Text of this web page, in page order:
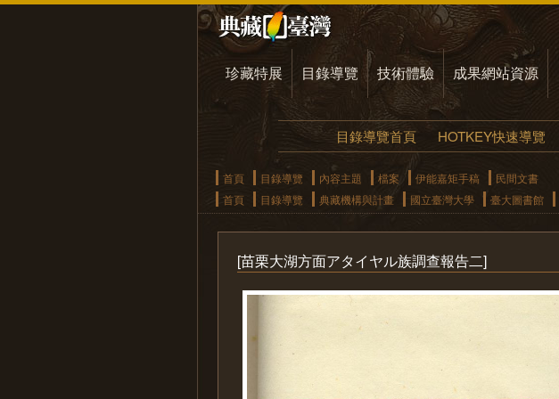
珍藏特展 目錄導覽 技術體驗 成果網站資源
目錄導覽首頁 HOTKEY快速導覽
首頁 目錄導覽 內容主題 檔案 伊能嘉矩手稿
民間文書
首頁
目錄導覽 典藏機構與計畫 國立臺灣大學 臺大圖書館
[苗栗大湖方面アタイヤル族調查報告二]